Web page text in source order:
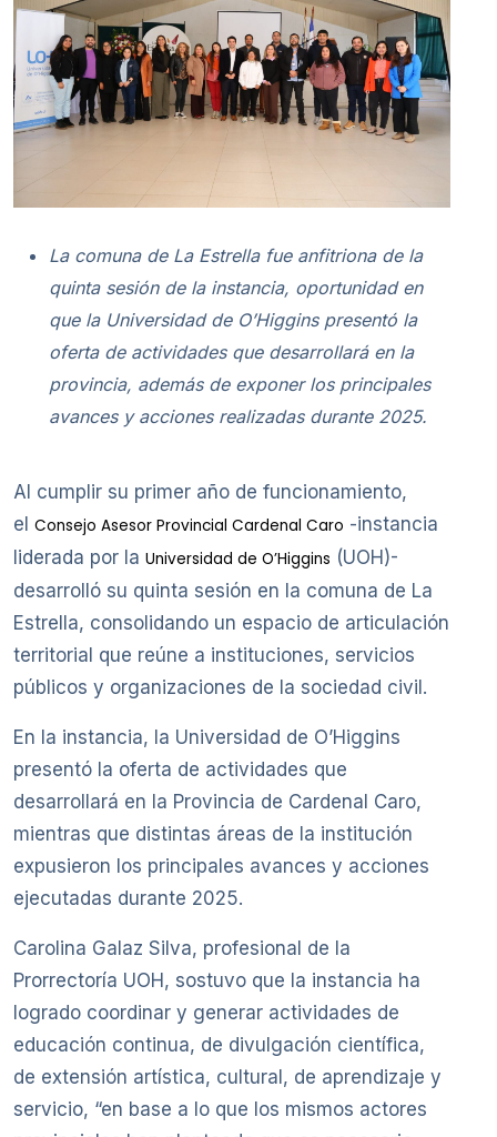
La comuna de La Estrella fue anfitriona de la
quinta sesión de la instancia, oportunidad en
que la Universidad de O’Higgins presentó la
oferta de actividades que desarrollará en la
provincia, además de exponer los principales
avances y acciones realizadas durante 2025.
Al cumplir su primer año de funcionamiento,
el Consejo Asesor Provincial Cardenal Caro -instancia
liderada por la Universidad de O’Higgins (UOH)-
desarrolló su quinta sesión en la comuna de La
Estrella, consolidando un espacio de articulación
territorial que reúne a instituciones, servicios
públicos y organizaciones de la sociedad civil.
En la instancia, la Universidad de O’Higgins
presentó la oferta de actividades que
desarrollará en la Provincia de Cardenal Caro,
mientras que distintas áreas de la institución
expusieron los principales avances y acciones
ejecutadas durante 2025.
Carolina Galaz Silva, profesional de la
Prorrectoría UOH, sostuvo que la instancia ha
logrado coordinar y generar actividades de
educación continua, de divulgación científica,
de extensión artística, cultural, de aprendizaje y
servicio, “en base a lo que los mismos actores